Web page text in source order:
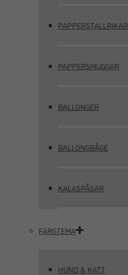
PAPPERSTALLRIKAR
PAPPERSMUGGAR
BALLONGER
BALLONGBÅGE
KALASPÅSAR
FÄRGTEMA
HUND & KATT